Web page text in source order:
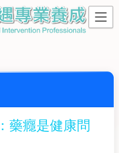
藥癮是健康問